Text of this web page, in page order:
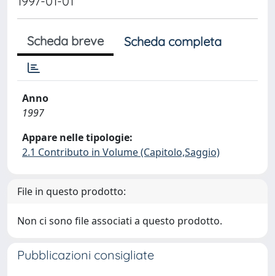
Scheda breve Scheda completa
Anno
1997
Appare nelle tipologie:
2.1 Contributo in Volume (Capitolo,Saggio)
File in questo prodotto:
Non ci sono file associati a questo prodotto.
Pubblicazioni consigliate